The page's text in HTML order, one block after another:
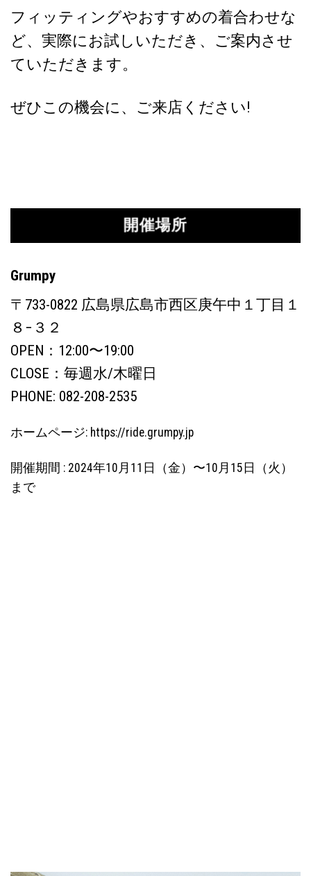
フィッティングやおすすめの着合わせな
ど、実際にお試しいただき、ご案内させ
ていただきます。
ぜひこの機会に、ご来店ください!
開催場所
Grumpy
〒733-0822 広島県広島市西区庚午中１丁目１
８−３２
OPEN：12:00〜19:00
CLOSE：毎週水/木曜日
PHONE: 082-208-2535
ホームページ: https://ride.grumpy.jp
開催期間 : 2024年10月11日（金）〜10月15日（火）
まで